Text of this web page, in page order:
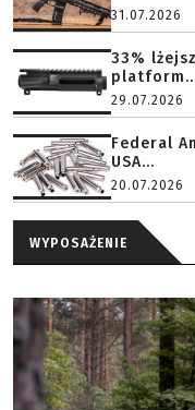
31.07.2026
33%
29.07.2026
Federal
USA...
20.07.2026
WYPOSAŻENIE